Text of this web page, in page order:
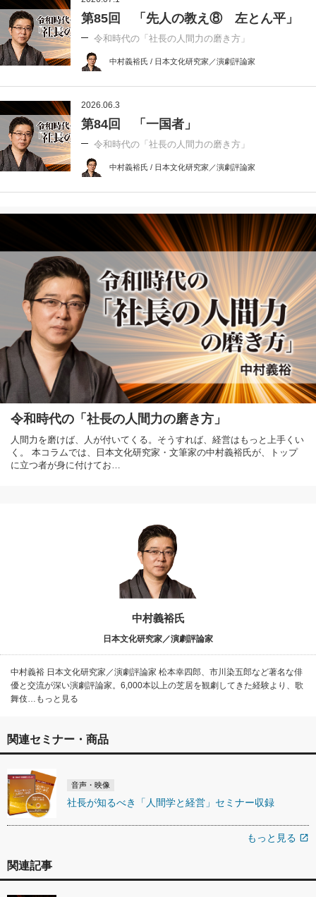
第85回 「先人の教え⑧ 左とん平」
令和時代の「社長の人間力の磨き方」
中村義裕氏 / 日本文化研究家／演劇評論家
2026.06.3
第84回 「一国者」
令和時代の「社長の人間力の磨き方」
中村義裕氏 / 日本文化研究家／演劇評論家
令和時代の「社長の人間力の磨き方」
人間力を磨けば、人が付いてくる。そうすれば、経営はもっと上手くい
く。 本コラムでは、日本文化研究家・文筆家の中村義裕氏が、トップ
に立つ者が身に付けてお…
中村義裕氏
日本文化研究家／演劇評論家
中村義裕 日本文化研究家／演劇評論家 松本幸四郎、市川染五郎など著名な俳
優と交流が深い演劇評論家。6,000本以上の芝居を観劇してきた経験より、歌
舞伎…もっと見る
関連セミナー・商品
音声・映像
社長が知るべき「人間学と経営」セミナー収録
もっと見る open_in_new
関連記事